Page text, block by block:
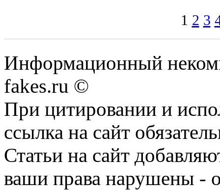
1 2 3
Информационный
fakes.ru ©
При цитировании и
ссылка на сайт
Статьи на сайт
ваши права нарушены -